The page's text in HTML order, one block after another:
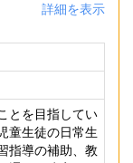
詳細を表示
とを目指してい
童生徒の日常生
指導の補助、教